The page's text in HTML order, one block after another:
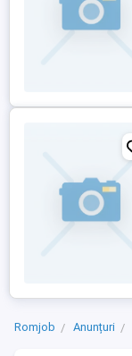
Romjob Anunțuri